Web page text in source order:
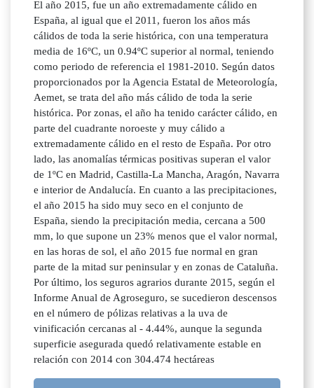
El año 2015, fue un año extremadamente cálido en
España, al igual que el 2011, fueron los años más
cálidos de toda la serie histórica, con una temperatura
media de 16ºC, un 0.94ºC superior al normal, teniendo
como periodo de referencia el 1981-2010. Según datos
proporcionados por la Agencia Estatal de Meteorología,
Aemet, se trata del año más cálido de toda la serie
histórica. Por zonas, el año ha tenido carácter cálido, en
parte del cuadrante noroeste y muy cálido a
extremadamente cálido en el resto de España. Por otro
lado, las anomalías térmicas positivas superan el valor
de 1ºC en Madrid, Castilla-La Mancha, Aragón, Navarra
e interior de Andalucía. En cuanto a las precipitaciones,
el año 2015 ha sido muy seco en el conjunto de
España, siendo la precipitación media, cercana a 500
mm, lo que supone un 23% menos que el valor normal,
en las horas de sol, el año 2015 fue normal en gran
parte de la mitad sur peninsular y en zonas de Cataluña.
Por último, los seguros agrarios durante 2015, según el
Informe Anual de Agroseguro, se sucedieron descensos
en el número de pólizas relativas a la uva de
vinificación cercanas al - 4.44%, aunque la segunda
superficie asegurada quedó relativamente estable en
relación con 2014 con 304.474 hectáreas